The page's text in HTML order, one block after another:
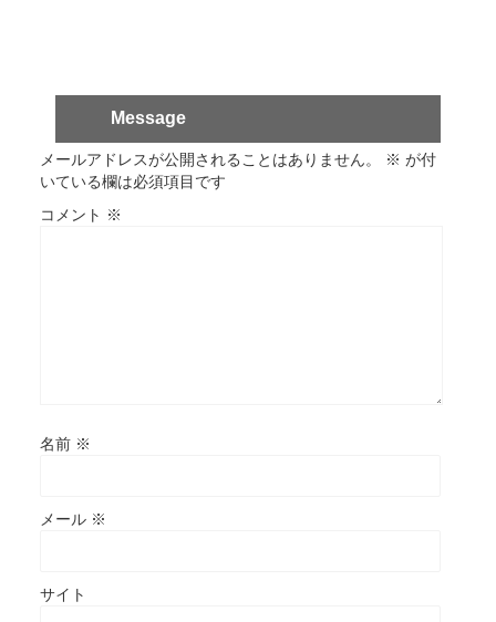
Message
メールアドレスが公開されることはありません。 ※ が付
いている欄は必須項目です
コメント ※
名前 ※
メール ※
サイト